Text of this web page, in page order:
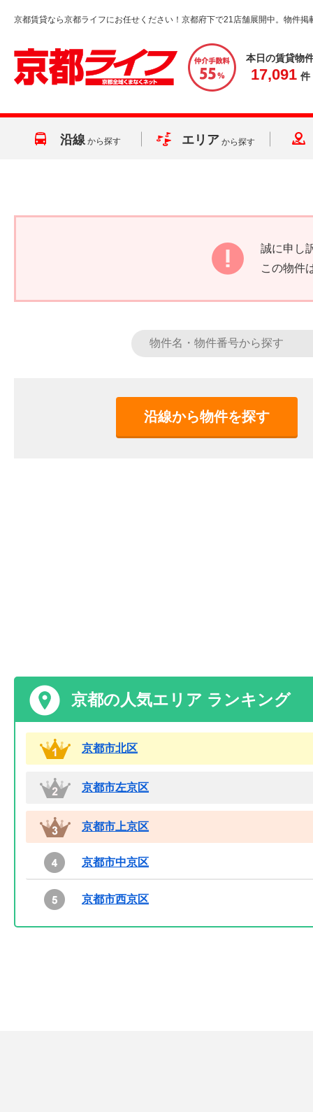
京都賃貸なら京都ライフにお任せください！京都府下で21店舗展開中。物件掲
本日の賃貸物
17,091 件
沿線 から探す エリア から探す
誠に申し
この物件
沿線から物件を探す
京都の人気エリア ランキング
京都市北区
京都市左京区
京都市上京区
京都市中京区
京都市西京区